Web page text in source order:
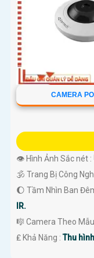
CAMERA
👁 Hình Ảnh Sắc nét :
🕉️ Trang Bị Công
🌔 Tầm Nhìn Ban
IR.
🎼️ Camera Theo Mẫu
️₤ Khả Năng :Thu